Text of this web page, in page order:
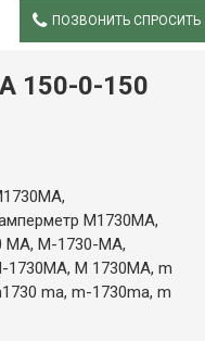
ПОЗВОНИТЬ СПРОСИТЬ
150-0-150
М1730МА,
МА, М-1730-МА,
1730МА, М 1730МА, m
ma, m-1730ma, m